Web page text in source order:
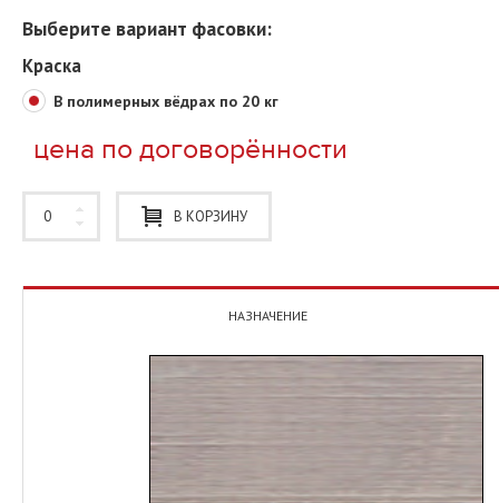
Выберите вариант фасовки:
Краска
В полимерных вёдрах по 20 кг
цена по договорённости
В КОРЗИНУ
НАЗНАЧЕНИЕ